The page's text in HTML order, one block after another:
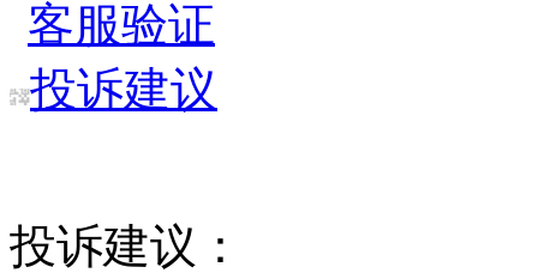
客服验证
投诉建议
投诉建议：